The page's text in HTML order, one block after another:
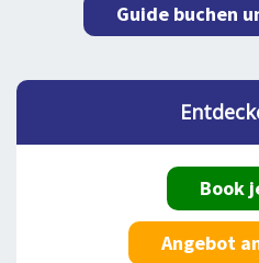
Guide buchen
Book
Angebot